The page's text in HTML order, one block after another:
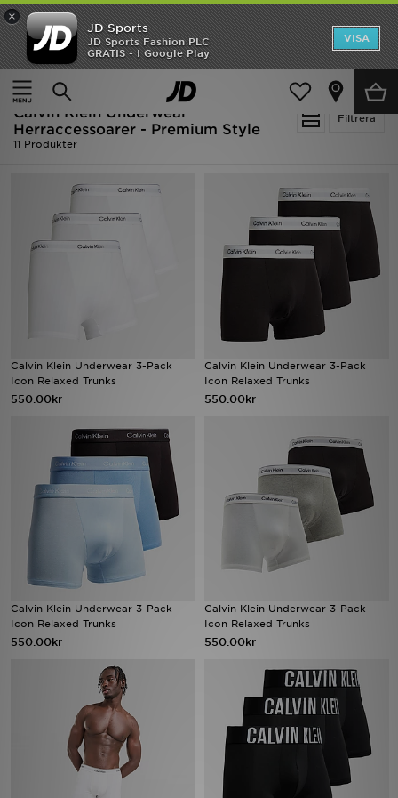
×
JD Sports
JD Sports Fashion PLC
GRATIS - I Google Play
VISA
Ny termin, ny stil Essentials för skolstarten
Hem
Herr Herraccessoarer
Filtrera
Calvin Klein Underwear
Herraccessoarer - Premium Style
11 Produkter
Calvin Klein Underwear 3-Pack
Icon Relaxed Trunks
550.00kr
Calvin Klein Underwear 3-Pack
Icon Relaxed Trunks
550.00kr
Calvin Klein Underwear 3-Pack
Icon Relaxed Trunks
550.00kr
Calvin Klein Underwear 3-Pack
Icon Relaxed Trunks
550.00kr
Hem
Rea
Nyheter
Herr
Fotboll
Ladda ner appen
Mitt JD
Mina meddelanden
Kundservice
JD Blogg